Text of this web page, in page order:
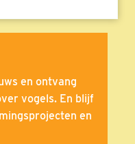
en ontvang
vogels. En blijf
en